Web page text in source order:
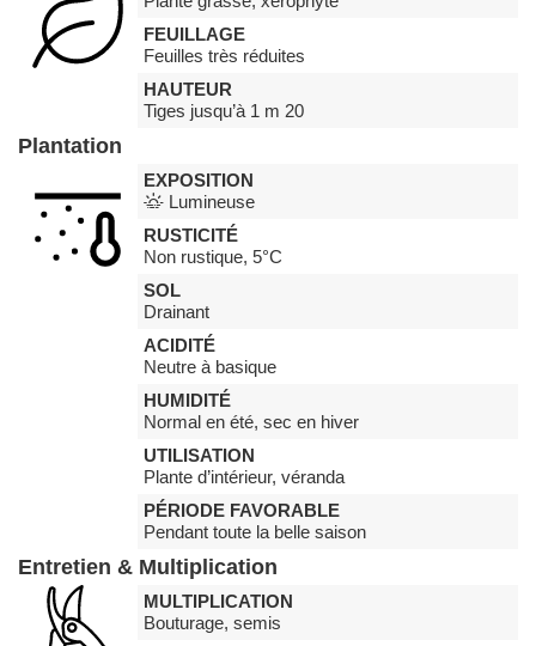
FEUILLAGE
Feuilles très réduites
HAUTEUR
Tiges jusqu’à 1 m 20
Plantation
EXPOSITION
Lumineuse
RUSTICITÉ
Non rustique, 5°C
SOL
Drainant
ACIDITÉ
Neutre à basique
HUMIDITÉ
Normal en été, sec en hiver
UTILISATION
Plante d’intérieur, véranda
PÉRIODE FAVORABLE
Pendant toute la belle saison
Entretien & Multiplication
MULTIPLICATION
Bouturage, semis